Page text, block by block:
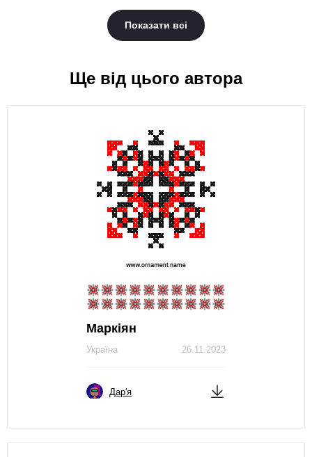
Показати всі
Ще від цього автора
Маркіян
26.11.2023
Україна
Дар'я